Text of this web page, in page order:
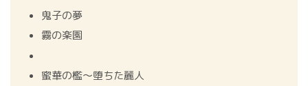
鬼子の夢
霧の楽園
蜜華の檻～堕ちた麗人